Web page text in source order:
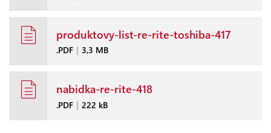
produktovy-list-re-rite-toshiba-417
.PDF | 3,3 MB
nabidka-re-rite-418
.PDF | 222 kB